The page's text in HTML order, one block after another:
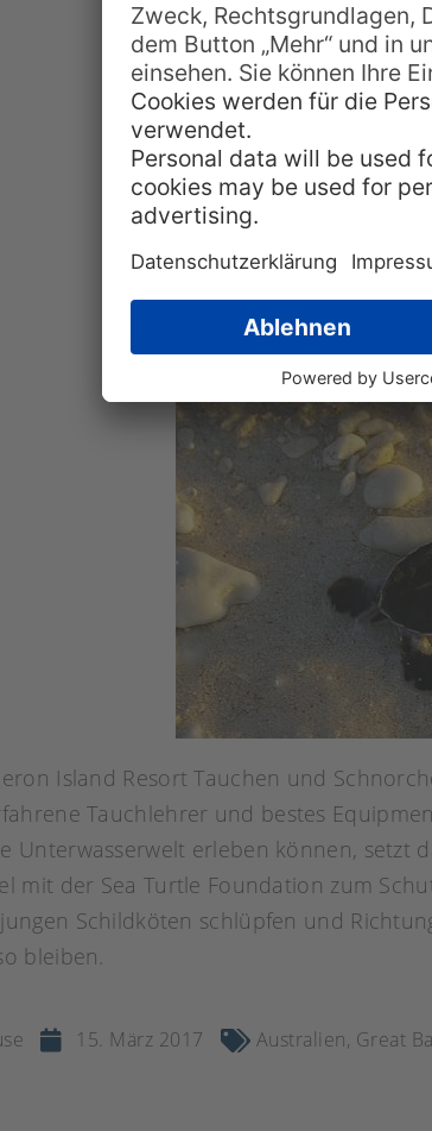
Island Resort Tauchen und
Tauchlehrer und bestes
Unterwasserwelt erleben können, setzt
mit der Sea Turtle Foundation zum
Schildköten schlüpfen und
bleiben.
15. März 2017 Australien, Great